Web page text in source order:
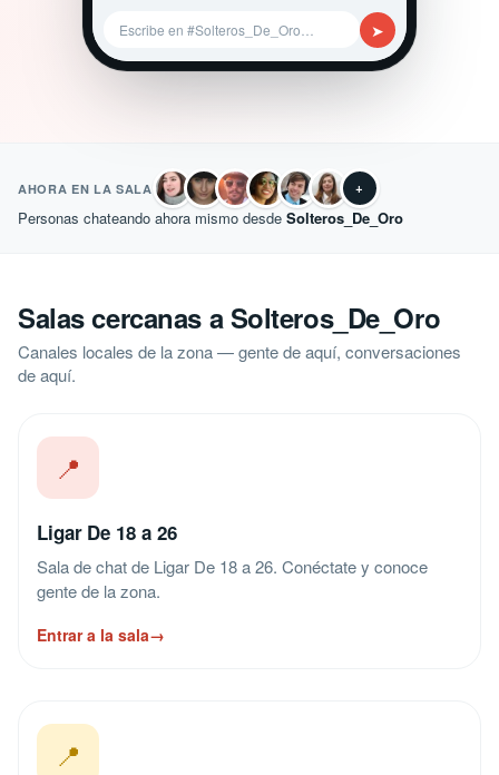
Escribe en #Solteros_De_Oro… ➤
AHORA EN LA SALA +
Personas chateando ahora mismo desde Solteros_De_Oro
Salas cercanas a Solteros_De_Oro
Canales locales de la zona — gente de aquí, conversaciones
de aquí.
📍
Ligar De 18 a 26
Sala de chat de Ligar De 18 a 26. Conéctate y conoce
gente de la zona.
Entrar a la sala→
📍